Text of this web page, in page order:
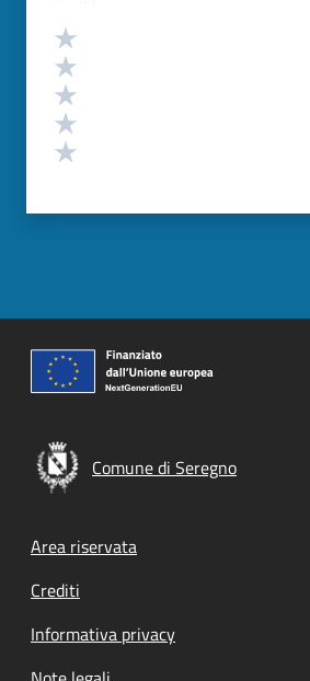
Valutazione
Comune di Seregno
Footer menu
Area riservata
Crediti
Informativa privacy